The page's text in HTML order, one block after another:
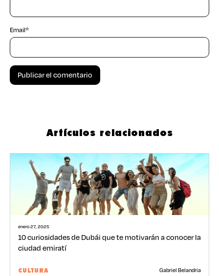
Email*
Artículos relacionados
enero 27, 2025
10 curiosidades de Dubái que te motivarán a conocer la
ciudad emiratí
CULTURA Gabriel Belandria